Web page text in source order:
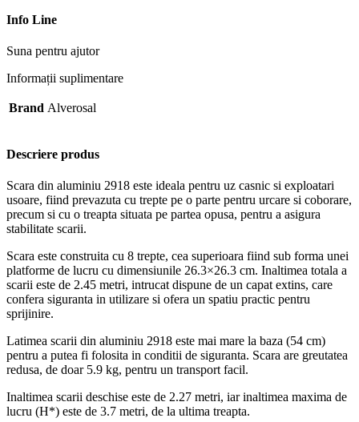
Info Line
Suna pentru ajutor
Informații suplimentare
Brand Alverosal
Descriere produs
Scara din aluminiu 2918 este ideala pentru uz casnic si exploatari
usoare, fiind prevazuta cu trepte pe o parte pentru urcare si coborare,
precum si cu o treapta situata pe partea opusa, pentru a asigura
stabilitate scarii.
Scara este construita cu 8 trepte, cea superioara fiind sub forma unei
platforme de lucru cu dimensiunile 26.3×26.3 cm. Inaltimea totala a
scarii este de 2.45 metri, intrucat dispune de un capat extins, care
confera siguranta in utilizare si ofera un spatiu practic pentru
sprijinire.
Latimea scarii din aluminiu 2918 este mai mare la baza (54 cm)
pentru a putea fi folosita in conditii de siguranta. Scara are greutatea
redusa, de doar 5.9 kg, pentru un transport facil.
Inaltimea scarii deschise este de 2.27 metri, iar inaltimea maxima de
lucru (H*) este de 3.7 metri, de la ultima treapta.